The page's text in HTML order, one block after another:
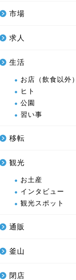
市場
求人
生活
お店（飲食以外）
ヒト
公園
習い事
移転
観光
お土産
インタビュー
観光スポット
通販
釜山
閉店